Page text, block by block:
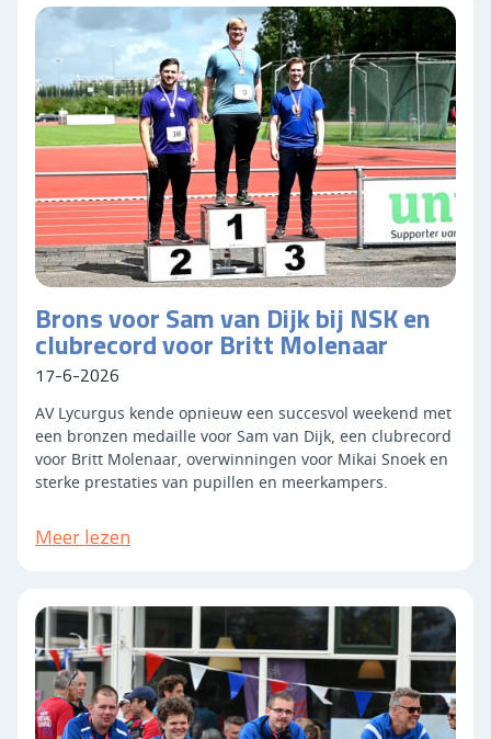
Brons voor Sam van Dijk bij NSK en
clubrecord voor Britt Molenaar
17-6-2026
AV Lycurgus kende opnieuw een succesvol weekend met
een bronzen medaille voor Sam van Dijk, een clubrecord
voor Britt Molenaar, overwinningen voor Mikai Snoek en
sterke prestaties van pupillen en meerkampers.
Meer lezen